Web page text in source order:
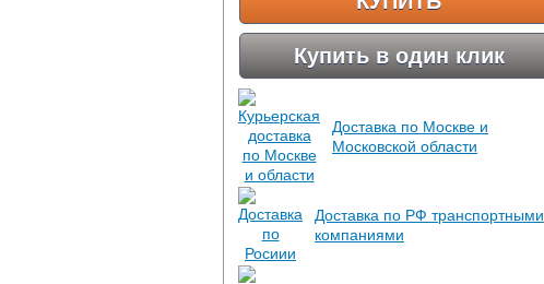
Купить в один клик
Доставка по Москве и
Московской области
Доставка по РФ транспортными
компаниями